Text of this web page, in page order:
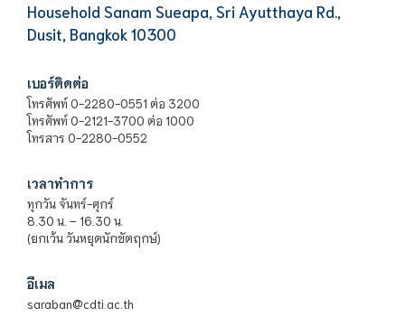
Household Sanam Sueapa, Sri Ayutthaya Rd.,
Dusit, Bangkok 10300
เบอร์ติดต่อ
โทรศัพท์ 0-2280-0551 ต่อ 3200
โทรศัพท์ 0-2121-3700 ต่อ 1000
โทรสาร 0-2280-0552
เวลาทำการ
ทุกวัน จันทร์-ศุกร์
8.30 น. – 16.30 น.
(ยกเว้น วันหยุดนักขัตฤกษ์)
อีเมล
saraban@cdti.ac.th